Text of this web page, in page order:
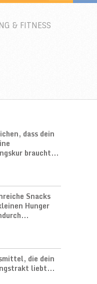
& FITNESS
dass dein
braucht...
Snacks
Hunger
die dein
liebt...